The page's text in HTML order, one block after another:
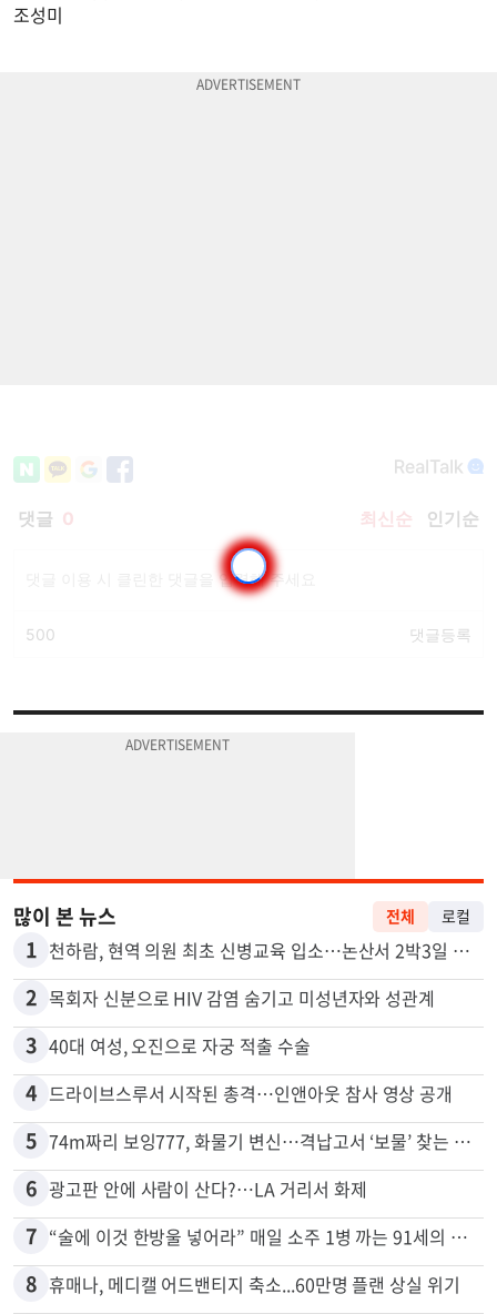
조성미
많이 본 뉴스
1
2 목회자 신분으로 HIV 감염 숨기고 미성년자와 성관계
3 40대 여성, 오진으로 자궁 적출 수술
4 드라이브스루서 시작된 총격…인앤아웃 참사 영상 공개
5
6 광고판 안에 사람이 산다?…LA 거리서 화제
7 “술에 이것 한방울 넣어라” 매일 소주 1병 까는 91세의 철칙